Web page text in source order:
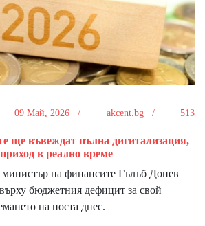
09 Май, 2026 / akcent.bg / 513
ще въвеждат пълна дигитализация,
в реално време
на финансите Гълъб Донев
бюджетния дефицит за свой
на поста днес.